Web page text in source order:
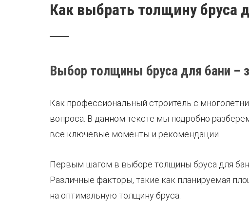
Как выбрать толщину бруса
Выбор толщины бруса для бани –
Как профессиональный строитель с
вопроса. В данном тексте мы подробно
все ключевые моменты и рекомендации.
Первым шагом в выборе толщины бруса для
Различные факторы, такие как планируемая
на оптимальную толщину бруса.